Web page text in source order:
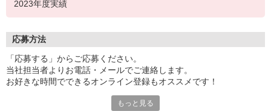
2023年度実績
応募方法
「応募する」からご応募ください。
当社担当者よりお電話・メールでご連絡します。
お好きな時間でできるオンライン登録もオススメです！
もっと見る